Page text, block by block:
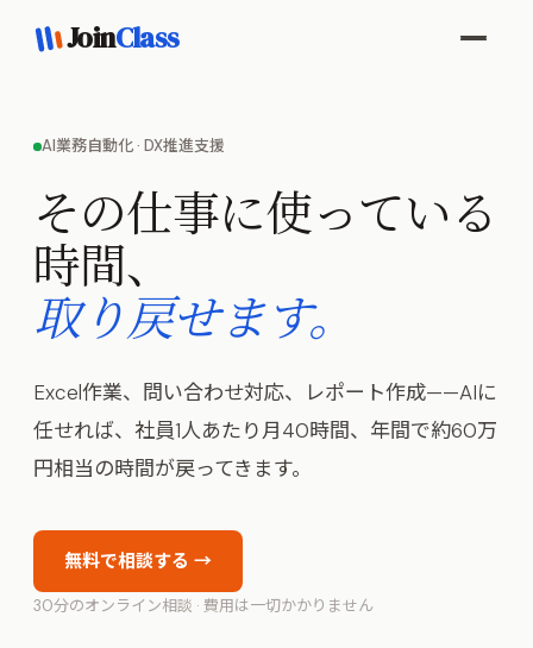
JoinClass
AI業務自動化 · DX推進支援
その仕事に使っている
時間、
取り戻せます。
Excel作業、問い合わせ対応、レポート作成——AIに
任せれば、社員1人あたり月40時間、年間で約60万
円相当の時間が戻ってきます。
無料で相談する →
30分のオンライン相談 · 費用は一切かかりません